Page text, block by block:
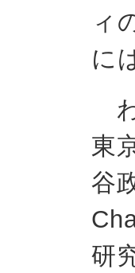
ィ
に
東
谷
研